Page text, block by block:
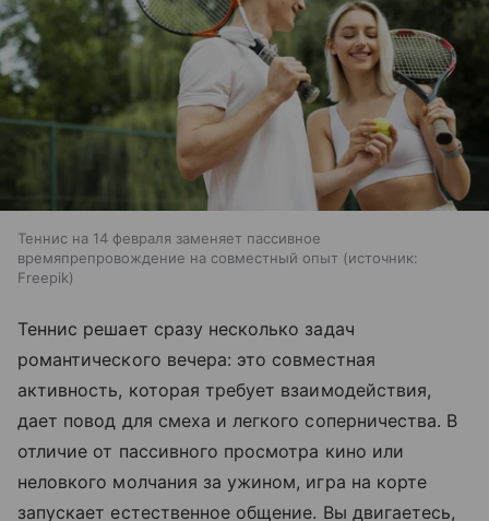
Теннис на 14 февраля заменяет пассивное
времяпрепровождение на совместный опыт
источник:
Freepik
Теннис решает сразу несколько задач
романтического вечера: это совместная
активность, которая требует взаимодействия,
дает повод для смеха и легкого соперничества. В
отличие от пассивного просмотра кино или
неловкого молчания за ужином, игра на корте
запускает естественное общение. Вы двигаетесь,